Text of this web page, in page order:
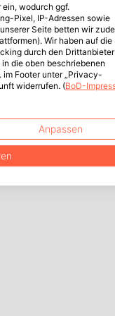
wodurch ggf.
Pixel, IP-Adressen sowie
Seite betten wir
Wir haben auf die
durch den Drittanbieter
die oben beschriebenen
im Footer unter „Privacy-
widerrufen. (BoD-
Anpassen